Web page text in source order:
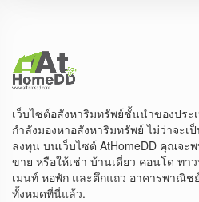
เว็บไซต์อสังหาริมทรัพย์ชั้นนำของประ
กำลังมองหาอสังหาริมทรัพย์ ไม่ว่าจะเ
ลงทุน บนเว็บไซต์ AtHomeDD คุณจะ
ขาย หรือให้เช่า บ้านเดี่ยว คอนโด ท
เมนท์ หอพัก และตึกแถว อาคารพาณิช
ทั้งหมดที่นี่แล้ว.